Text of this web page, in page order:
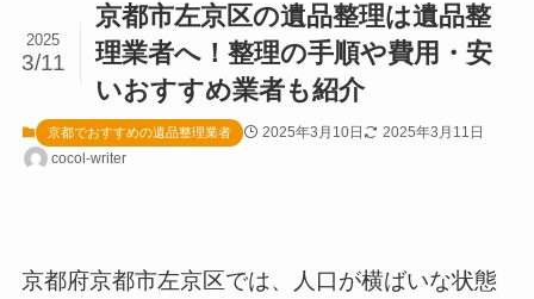
京都市左京区の遺品整理は遺品整
理業者へ！整理の手順や費用・安
いおすすめ業者も紹介
2025
3/11
京都でおすすめの遺品整理業者 2025年3月10日
2025年3月11日
cocol-writer
京都府京都市左京区では、人口が横ばいな状態